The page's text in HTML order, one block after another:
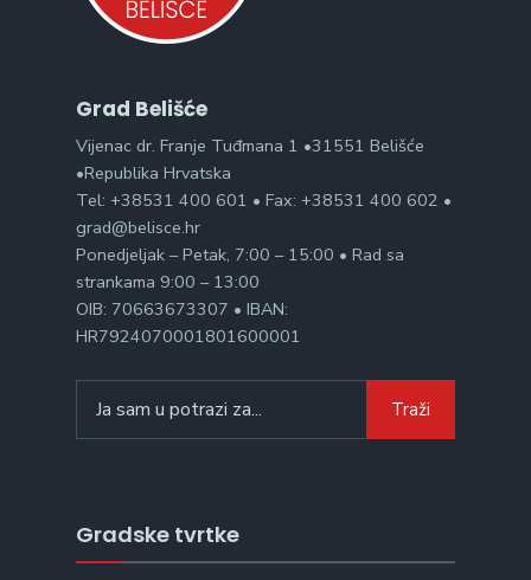
Grad Belišće
Vijenac dr. Franje Tuđmana 1 •31551 Belišće
•Republika Hrvatska
Tel: +38531 400 601 • Fax: +38531 400 602 •
grad@belisce.hr
Ponedjeljak – Petak, 7:00 – 15:00 • Rad sa
strankama 9:00 – 13:00
OIB: 70663673307 • IBAN:
HR7924070001801600001
for:
Traži
Gradske tvrtke